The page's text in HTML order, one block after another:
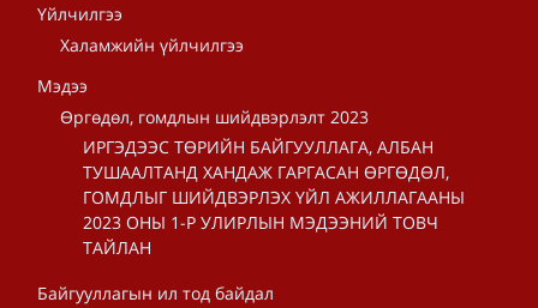
Үйлчилгээ
Халамжийн үйлчилгээ
Мэдээ
Өргөдөл, гомдлын шийдвэрлэлт 2023
ИРГЭДЭЭС ТӨРИЙН БАЙГУУЛЛАГА, АЛБАН
ТУШААЛТАНД ХАНДАЖ ГАРГАСАН ӨРГӨДӨЛ,
ГОМДЛЫГ ШИЙДВЭРЛЭХ ҮЙЛ АЖИЛЛАГААНЫ
2023 ОНЫ 1-Р УЛИРЛЫН МЭДЭЭНИЙ ТОВЧ
ТАЙЛАН
Байгууллагын ил тод байдал